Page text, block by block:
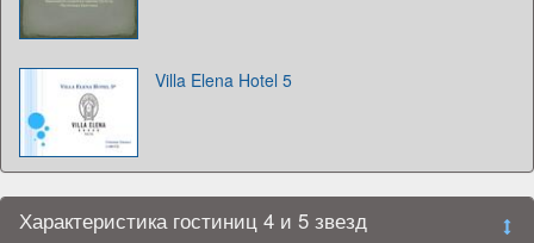
Villa Elena Hotel 5
Характеристика гостиниц 4 и 5 звезд